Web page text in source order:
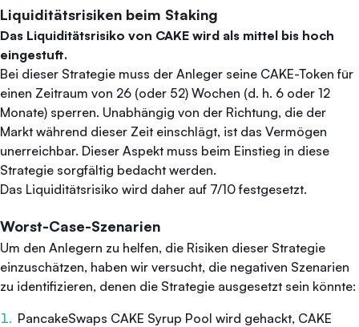
Liquiditätsrisiken beim Staking
Das Liquiditätsrisiko von CAKE wird als mittel bis hoch
eingestuft.
Bei dieser Strategie muss der Anleger seine CAKE-Token für
einen Zeitraum von 26 (oder 52) Wochen (d. h. 6 oder 12
Monate) sperren. Unabhängig von der Richtung, die der
Markt während dieser Zeit einschlägt, ist das Vermögen
unerreichbar. Dieser Aspekt muss beim Einstieg in diese
Strategie sorgfältig bedacht werden.
Das Liquiditätsrisiko wird daher auf 7/10 festgesetzt.
Worst-Case-Szenarien
Um den Anlegern zu helfen, die Risiken dieser Strategie
einzuschätzen, haben wir versucht, die negativen Szenarien
zu identifizieren, denen die Strategie ausgesetzt sein könnte:
PancakeSwaps CAKE Syrup Pool wird gehackt, CAKE